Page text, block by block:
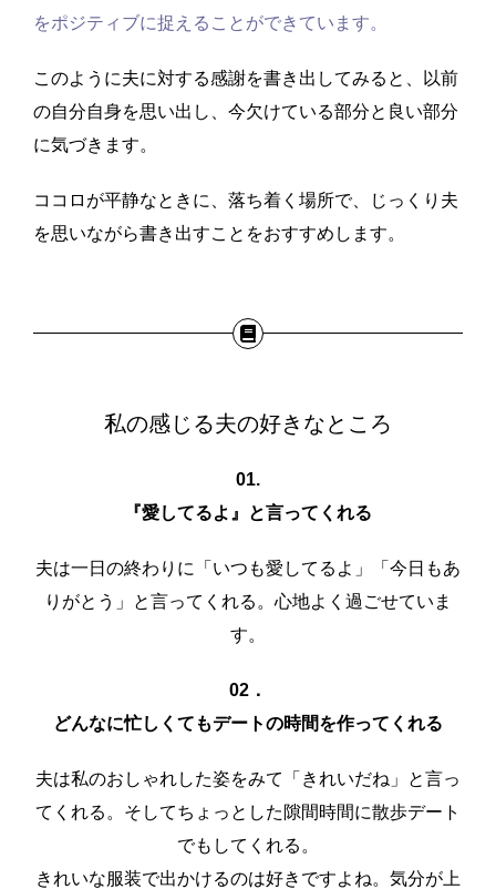
をポジティブに捉えることができています。
このように夫に対する感謝を書き出してみると、以前
の自分自身を思い出し、今欠けている部分と良い部分
に気づきます。
ココロが平静なときに、落ち着く場所で、じっくり夫
を思いながら書き出すことをおすすめします。
私の感じる夫の好きなところ
01.
『愛してるよ』と言ってくれる
夫は一日の終わりに「いつも愛してるよ」「今日もあ
りがとう」と言ってくれる。心地よく過ごせていま
す。
02．
どんなに忙しくてもデートの時間を作ってくれる
夫は私のおしゃれした姿をみて「きれいだね」と言っ
てくれる。そしてちょっとした隙間時間に散歩デート
でもしてくれる。
きれいな服装で出かけるのは好きですよね。気分が上